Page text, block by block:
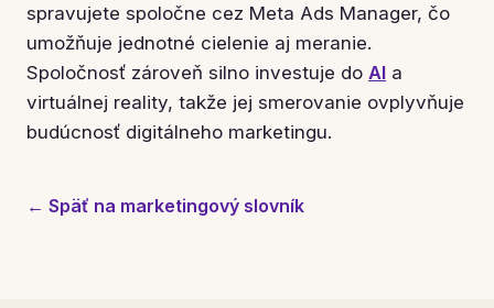
spravujete spoločne cez Meta Ads Manager, čo
umožňuje jednotné cielenie aj meranie.
Spoločnosť zároveň silno investuje do AI a
virtuálnej reality, takže jej smerovanie ovplyvňuje
budúcnosť digitálneho marketingu.
← Späť na marketingový slovník